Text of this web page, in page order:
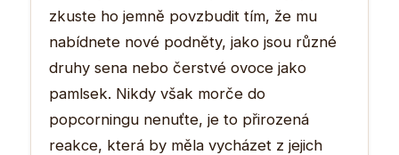
zkuste ho jemně povzbudit tím, že mu
nabídnete nové podněty, jako jsou různé
druhy sena nebo čerstvé ovoce jako
pamlsek. Nikdy však morče do
popcorningu nenuťte, je to přirozená
reakce, která by měla vycházet z jejich